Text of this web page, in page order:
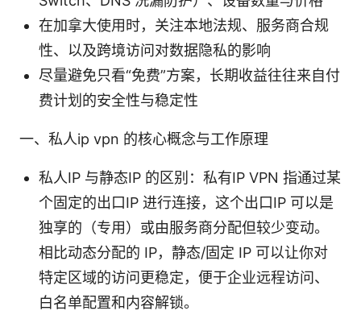
在加拿大使用时，关注本地法规、服务商合规
性、以及跨境访问对数据隐私的影响
尽量避免只看“免费”方案，长期收益往往来自付
费计划的安全性与稳定性
一、私人ip vpn 的核心概念与工作原理
私人IP 与静态IP 的区别：私有IP VPN 指通过某
个固定的出口IP 进行连接，这个出口IP 可以是
独享的（专用）或由服务商分配但较少变动。
相比动态分配的 IP，静态/固定 IP 可以让你对
特定区域的访问更稳定，便于企业远程访问、
白名单配置和内容解锁。